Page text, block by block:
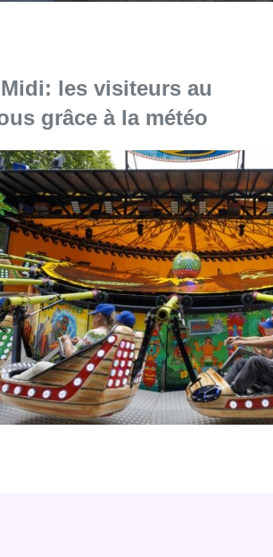
les visiteurs au
grâce à la météo